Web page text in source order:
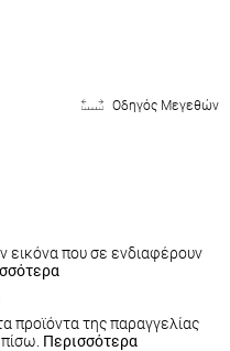
Οδηγός Μεγεθών
εικόνα που σε ενδιαφέρουν
προϊόντα της παραγγελίας
Περισσότερα